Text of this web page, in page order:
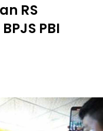
RS
PBI